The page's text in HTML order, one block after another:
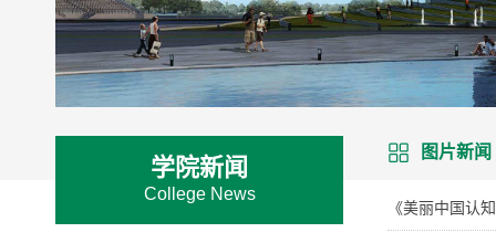
学院新闻
College News
图片新闻
《美丽中国认